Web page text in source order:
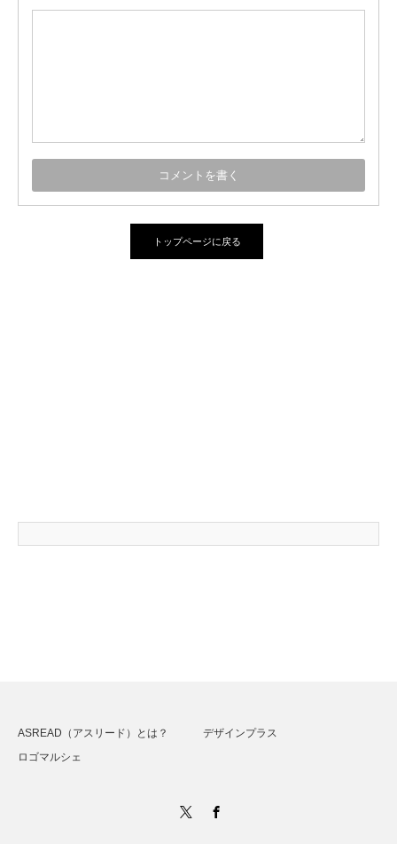
トップページに戻る
ASREAD（アスリード）とは？
デザインプラス
ロゴマルシェ